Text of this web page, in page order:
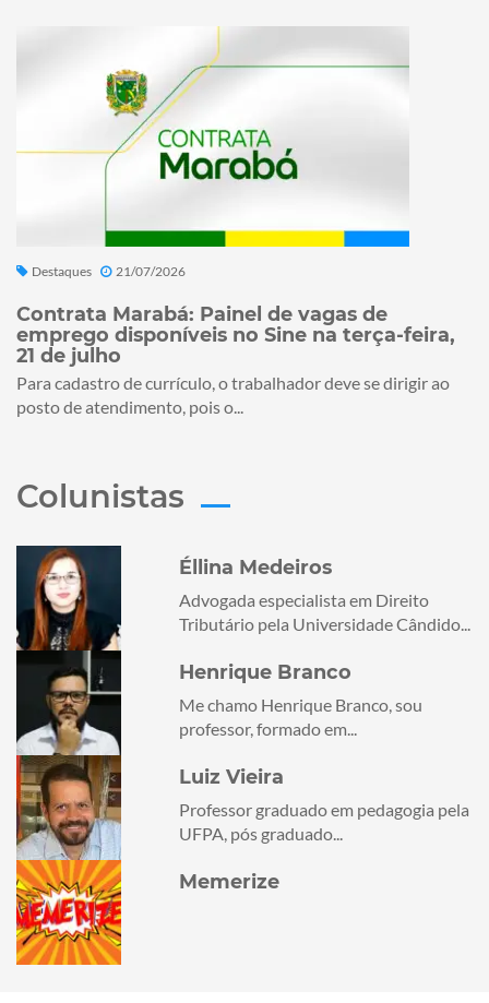
Destaques 21/07/2026
Contrata Marabá: Painel de vagas de
emprego disponíveis no Sine na terça-feira,
21 de julho
Para cadastro de currículo, o trabalhador deve se dirigir ao
posto de atendimento, pois o...
Colunistas
Éllina Medeiros
Advogada especialista em Direito
Tributário pela Universidade Cândido...
Henrique Branco
Me chamo Henrique Branco, sou
professor, formado em...
Luiz Vieira
Professor graduado em pedagogia pela
UFPA, pós graduado...
Memerize